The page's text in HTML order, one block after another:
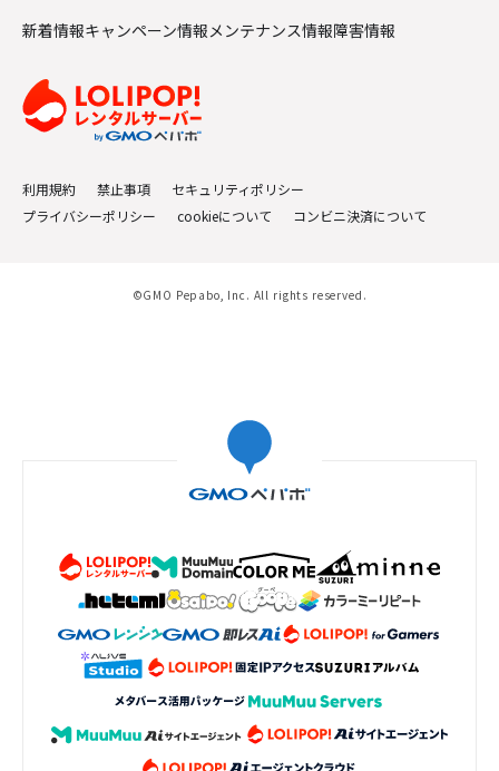
新着情報キャンペーン情報 メンテナンス情報障害情報
利用規約 禁止事項
セキュリティポリシー
プライバシーポリシー
cookieについて コンビニ決済について
©GMO Pepabo, Inc. All rights reserved.